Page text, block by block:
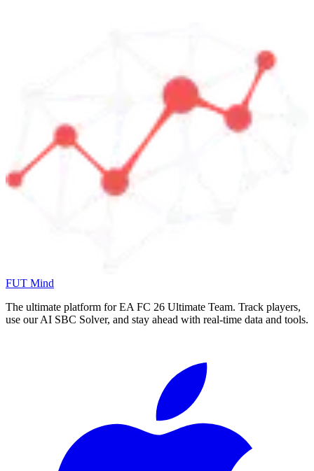
FUT Mind
The ultimate platform for EA FC 26 Ultimate Team. Track players,
use our AI SBC Solver, and stay ahead with real-time data and tools.